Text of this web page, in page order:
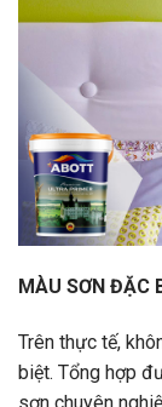
MÀU SƠN ĐẶC
Trên thực tế,
biệt. Tổng hợp